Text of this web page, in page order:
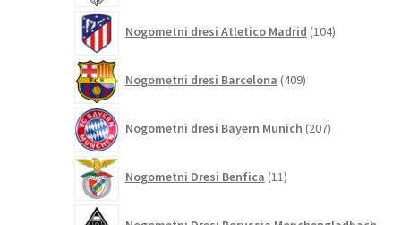
Nogometni dresi Atletico Madrid 104izdelki
Nogometni dresi Barcelona 409izdelkov
Nogometni dresi Bayern Munich 207izdelkov
Nogometni Dresi Benfica 11izdelkov